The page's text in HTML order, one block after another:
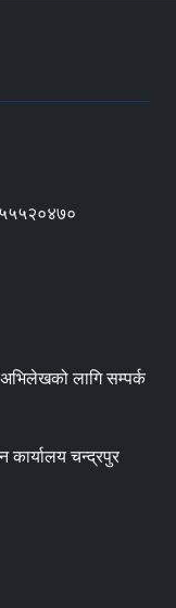
लागि सम्पर्क
चन्द्रपुर